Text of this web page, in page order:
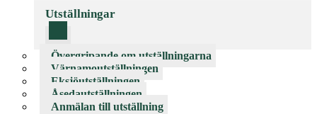
Utställningar
Övergripande om utställningarna
Värnamoutställningen
Eksjöutställningen
Åsedautställningen
Anmälan till utställning